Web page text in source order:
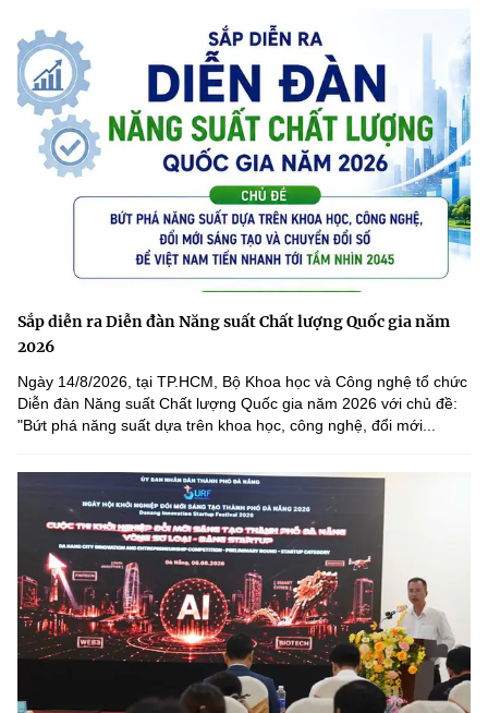
Sắp diễn ra Diễn đàn Năng suất Chất lượng Quốc gia năm
2026
Ngày 14/8/2026, tại TP.HCM, Bộ Khoa học và Công nghệ tổ chức
Diễn đàn Năng suất Chất lượng Quốc gia năm 2026 với chủ đề:
"Bứt phá năng suất dựa trên khoa học, công nghệ, đổi mới...